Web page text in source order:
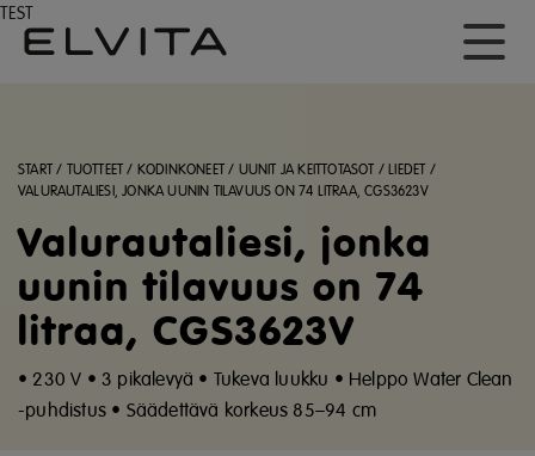
TEST
START / TUOTTEET / KODINKONEET / UUNIT JA KEITTOTASOT /LIEDET /
VALURAUTALIESI, JONKA UUNIN TILAVUUS ON 74 LITRAA, CGS3623V
Valurautaliesi, jonka
uunin tilavuus on 74
litraa, CGS3623V
• 230 V • 3 pikalevyä • Tukeva luukku • Helppo Water Clean
-puhdistus • Säädettävä korkeus 85–94 cm